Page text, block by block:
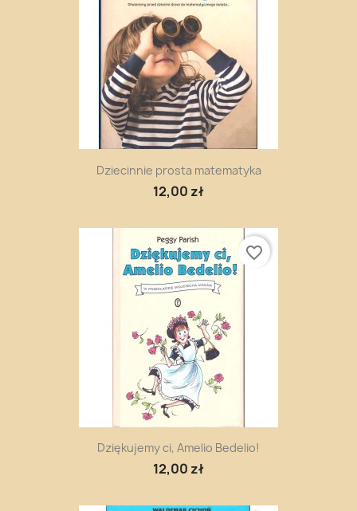
Dziecinnie prosta matematyka
12,00 zł
Dziękujemy ci, Amelio Bedelio!
12,00 zł
favorite_border